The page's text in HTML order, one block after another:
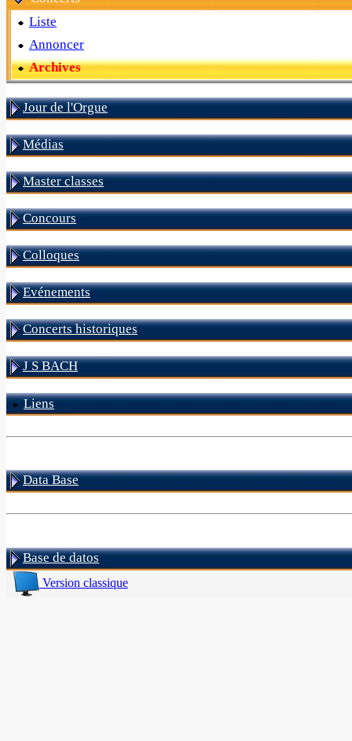
Liste
Annoncer
Archives
Jour de l'Orgue
Médias
Master classes
Concours
Colloques
Evénements
Concerts historiques
J S BACH
Liens
Data Base
Base de datos
Version classique